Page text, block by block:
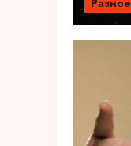
Разное